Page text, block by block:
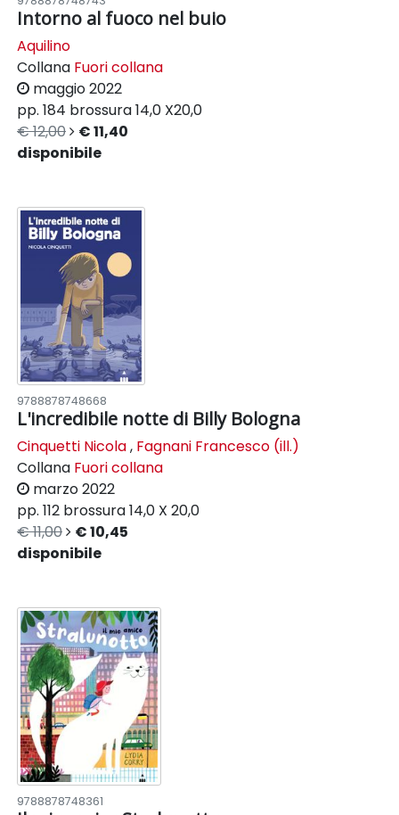
Intorno al fuoco nel buio
Aquilino
Collana Fuori collana
maggio 2022
pp. 184 brossura14,0 X20,0
€ 12,00
€ 11,40
disponibile
9788878748668
L'incredibile notte di Billy Bologna
Cinquetti Nicola, Fagnani Francesco (ill.)
Collana Fuori collana
marzo 2022
pp. 112 brossura14,0 X 20,0
€ 11,00
€ 10,45
disponibile
9788878748361